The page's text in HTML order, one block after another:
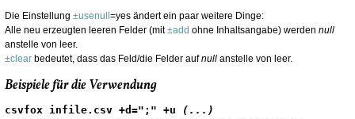
Die Einstellung ±usenull =yes ändert ein paar weitere Dinge:
Alle neu erzeugten leeren Felder (mit±add ohne Inhaltsangabe) werden null
anstelle von leer.
±clear bedeutet, dass das Feld/die Felder aufnull anstelle von leer.
Beispiele für die Verwendung
csvfox infile.csv +d=";" +u (...)